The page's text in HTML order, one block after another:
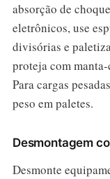
absorção de
eletrônicos, use
divisórias e
proteja com
Para cargas
peso em paletes.
Desmontagem
Desmonte